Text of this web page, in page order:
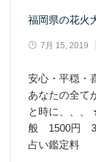
福岡県の花火
7月 15, 2019
安心・平穏・
あなたの全
と時に、、
般 1500円 30
占い鑑定料